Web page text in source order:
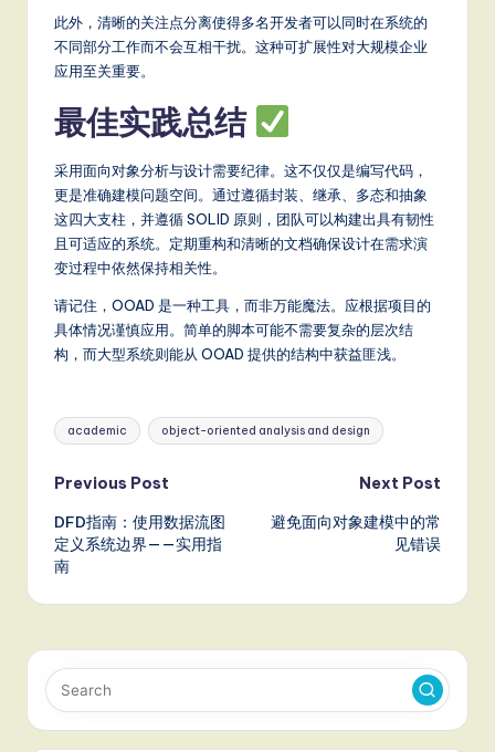
此外，清晰的关注点分离使得多名开发者可以同时在系统的
不同部分工作而不会互相干扰。这种可扩展性对大规模企业
应用至关重要。
最佳实践总结
采用面向对象分析与设计需要纪律。这不仅仅是编写代码，
更是准确建模问题空间。通过遵循封装、继承、多态和抽象
这四大支柱，并遵循 SOLID 原则，团队可以构建出具有韧性
且可适应的系统。定期重构和清晰的文档确保设计在需求演
变过程中依然保持相关性。
请记住，OOAD 是一种工具，而非万能魔法。应根据项目的
具体情况谨慎应用。简单的脚本可能不需要复杂的层次结
构，而大型系统则能从 OOAD 提供的结构中获益匪浅。
Tags:
academic object-oriented analysis and design
Post
navigation
Previous Post
DFD指南：使用数据流图
定义系统边界——实用指
南
Next Post
避免面向对象建模中的常
见错误